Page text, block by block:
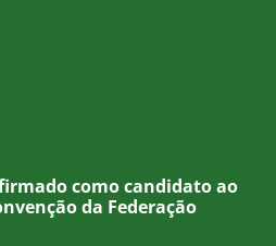
como candidato ao
da Federação